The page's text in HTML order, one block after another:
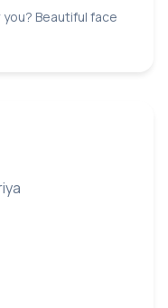
you? Beautiful face